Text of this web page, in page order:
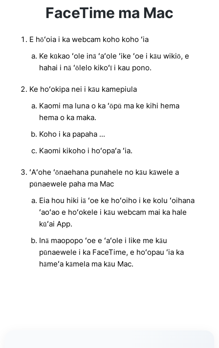
FaceTime ma Mac
E hōʻoia i ka webcam koho koho ʻia
Ke kūkao ʻole inā ʻaʻole ʻike ʻoe i kāu wikiō, e
hahai i nā ʻōlelo kikoʻī i kau pono.
Ke hoʻokipa nei i kāu kamepiula
Kaomi ma luna o ka ʻōpū ma ke kihi hema
hema o ka maka.
Koho i ka papaha ...
Kaomi kikoho i hoʻopaʻa ʻia.
ʻAʻohe ʻōnaehana punahele no kāu kāwele a
pūnaewele paha ma Mac
Eia hou hiki iā ʻoe ke hoʻoiho i ke kolu ʻoihana
ʻaoʻao e hoʻokele i kāu webcam mai ka hale
kūʻai App.
Inā maopopo ʻoe e ʻaʻole i like me kāu
pūnaewele i ka FaceTime, e hoʻopau ʻia ka
hāmeʻa kāmela ma kāu Mac.